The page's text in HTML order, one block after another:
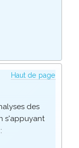
Haut de page
des
s'appuyant